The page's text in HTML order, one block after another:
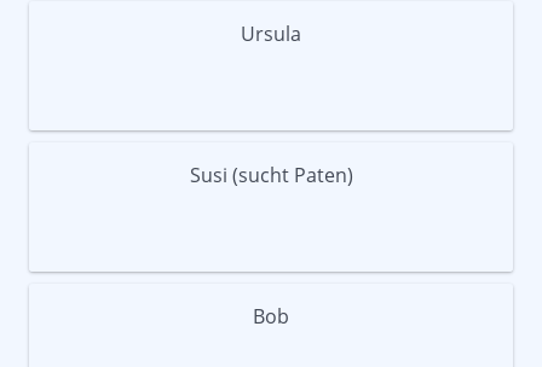
Ursula
Susi (sucht Paten)
Bob